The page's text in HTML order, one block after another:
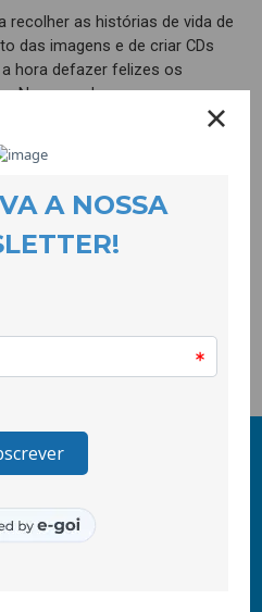
recolher as histórias de vida de
das imagens e de criar CDs
hora defazer felizes os
Na passada semana, os
deslocaram-se ao Centro de
e entregaram os CDs aos 8
O objetivo é não
dos idosos um
destes seus familiares que
que todos pudessem ver o
e idosos.